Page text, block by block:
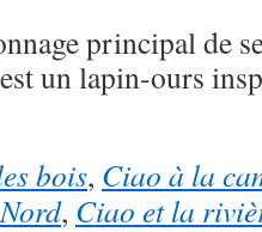
principal de
un lapin-ours
bois, Ciao à la
, Ciao et la